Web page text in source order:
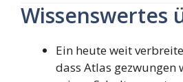
Wissenswertes
Ein heute weit
dass Atlas gezwungen